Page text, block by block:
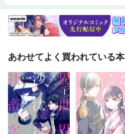
あわせてよく買われている本